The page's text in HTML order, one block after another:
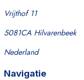
Vrijthof 11
5081CA Hilvarenbeek
Nederland
Navigatie